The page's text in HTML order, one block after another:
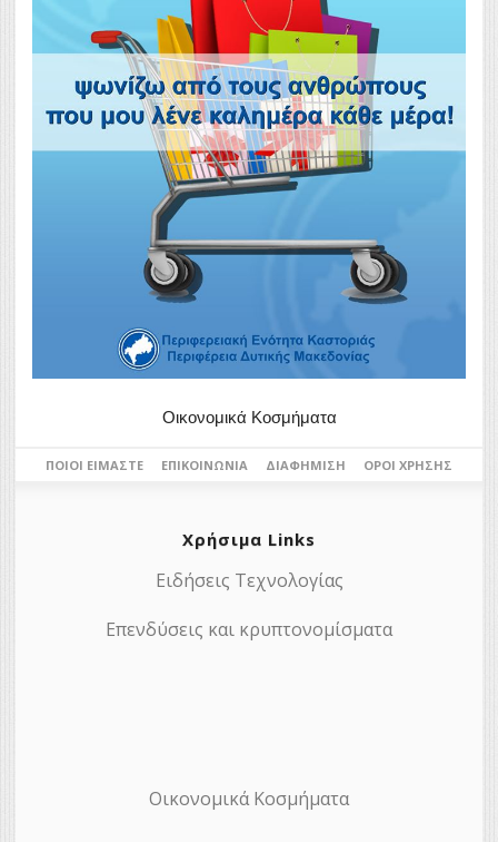
Οικονομικά Κοσμήματα
ΠΟΙΟΙ ΕΊΜΑΣΤΕ ΕΠΙΚΟΙΝΩΝΊΑ ΔΙΑΦΉΜΙΣΗ ΌΡΟΙ ΧΡΉΣΗΣ
Χρήσιμα Links
Ειδήσεις Τεχνολογίας
Επενδύσεις και κρυπτονομίσματα
Οικονομικά Κοσμήματα